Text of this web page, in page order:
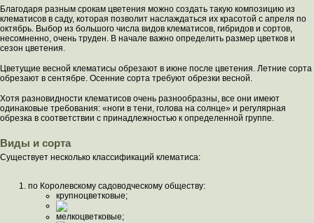
Благодаря разным срокам цветения можно создать такую ​​композицию из
клематисов в саду, которая позволит наслаждаться их красотой с апреля по
октябрь. Выбор из большого числа видов клематисов, гибридов и сортов,
несомненно, очень труден. В начале важно определить размер цветков и
сезон цветения.
Цветущие весной клематисы обрезают в июне после цветения. Летние сорта
обрезают в сентябре. Осенние сорта требуют обрезки весной.
Хотя разновидности клематисов очень разнообразны, все они имеют
одинаковые требования: «ноги в тени, голова на солнце» и регулярная
обрезка в соответствии с принадлежностью к определенной группе.
Виды и сорта
Существует несколько классификаций клематиса:
по Королевскому садоводческому обществу:
крупноцветковые;
мелкоцветковые;